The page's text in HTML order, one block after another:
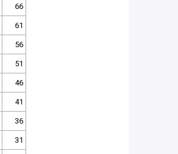
66
61
56
51
46
41
36
31